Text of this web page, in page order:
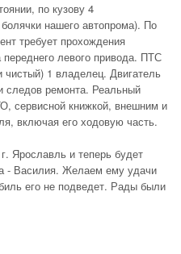
по кузову 4
нашего автопрома). По
требует прохождения
левого привода. ПТС
чистый) 1 владелец. Двигатель
следов ремонта. Реальный
сервисной книжкой, внешним и
включая его ходовую часть.
Ярославль и теперь будет
- Василия. Желаем ему удачи
его не подведет. Рады были